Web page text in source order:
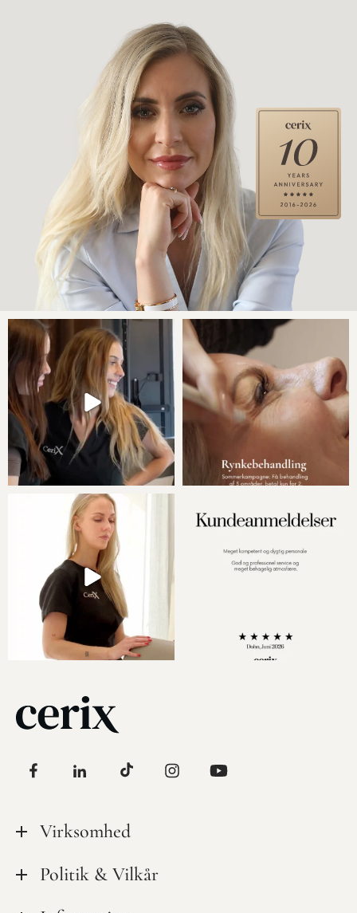
analyserer din ansigtsstruktur og skræddersyr en
præcis behandlingsplan, der indfrier dine ambitioner.
Book konsultation Bliv medlem
Virksomhed
Tilsynsrapporter
Politik & Vilkår
Privatlivspolitik